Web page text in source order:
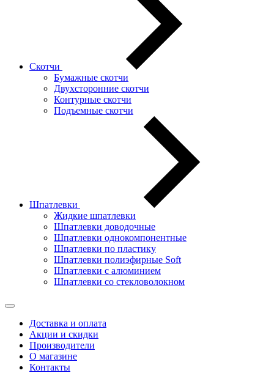
Скотчи
Бумажные скотчи
Двухсторонние скотчи
Контурные скотчи
Подъемные скотчи
Шпатлевки
Жидкие шпатлевки
Шпатлевки доводочные
Шпатлевки однокомпонентные
Шпатлевки по пластику
Шпатлевки полиэфирные Soft
Шпатлевки с алюминием
Шпатлевки со стекловолокном
Доставка и оплата
Акции и скидки
Производители
О магазине
Контакты